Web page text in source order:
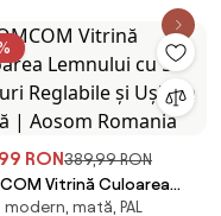
RON389,99 RON
Vitrină Culoarea
cu 5 Rafturi Reglabile
modern, mată, PAL